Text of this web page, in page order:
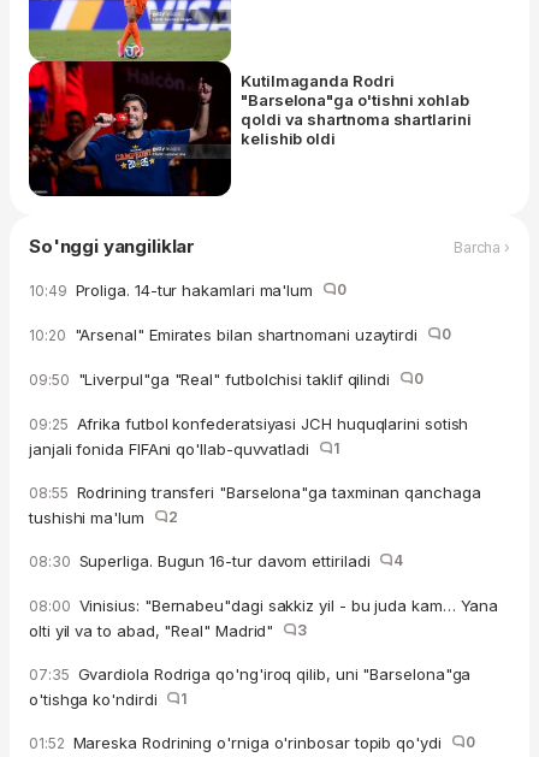
Kutilmaganda Rodri
"Barselona"ga o'tishni xohlab
qoldi va shartnoma shartlarini
kelishib oldi
So'nggi yangiliklar Barcha ›
10:49 Proliga. 14-tur hakamlari ma'lum 0
10:20 "Arsenal" Emirates bilan shartnomani uzaytirdi 0
09:50 "Liverpul"ga "Real" futbolchisi taklif qilindi 0
09:25 Afrika futbol konfederatsiyasi JCH huquqlarini sotish
janjali fonida FIFAni qo'llab-quvvatladi
1
08:55 Rodrining transferi "Barselona"ga taxminan qanchaga
tushishi ma'lum
2
08:30 Superliga. Bugun 16-tur davom ettiriladi 4
08:00 Vinisius: "Bernabeu"dagi sakkiz yil - bu juda kam… Yana
olti yil va to abad, "Real" Madrid"
3
07:35 Gvardiola Rodriga qo'ng'iroq qilib, uni "Barselona"ga
o'tishga ko'ndirdi
1
01:52 Mareska Rodrining o'rniga o'rinbosar topib qo'ydi 0